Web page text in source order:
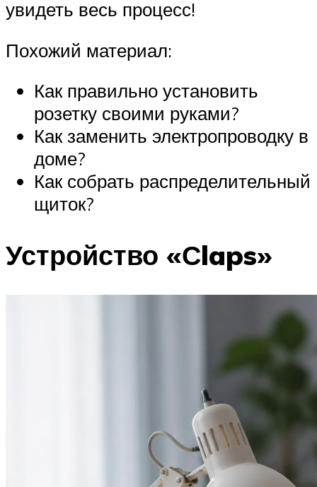
увидеть весь процесс!
Похожий материал:
Как правильно установить
розетку своими руками?
Как заменить электропроводку в
доме?
Как собрать распределительный
щиток?
Устройство «Сlaps»